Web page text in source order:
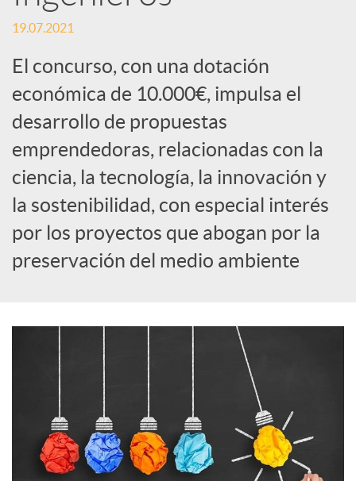
S
o
c
i
a
l
19.07.2021
El concurso, con una dotación
económica de 10.000€, impulsa el
desarrollo de propuestas
emprendedoras, relacionadas con la
ciencia, la tecnología, la innovación y
la sostenibilidad, con especial interés
por los proyectos que abogan por la
preservación del medio ambiente